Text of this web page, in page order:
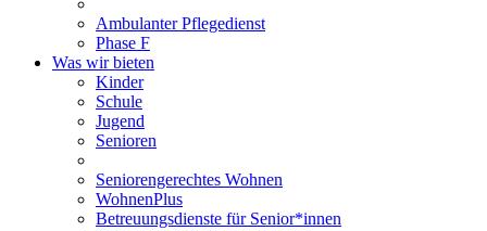
Ambulanter Pflegedienst
Phase F
Was wir bieten
Kinder
Schule
Jugend
Senioren
Seniorengerechtes Wohnen
WohnenPlus
Betreuungsdienste für Senior*innen